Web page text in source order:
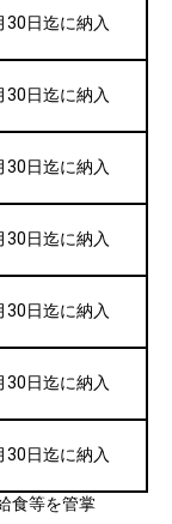
30日迄に納入
30日迄に納入
30日迄に納入
30日迄に納入
30日迄に納入
30日迄に納入
30日迄に納入
食等を管掌